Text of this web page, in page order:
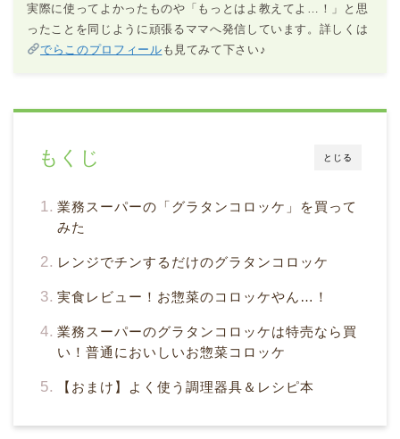
実際に使ってよかったものや「もっとはよ教えてよ…！」と思
ったことを同じように頑張るママへ発信しています。詳しくは
でらこのプロフィール も見てみて下さい♪
とじる
もくじ
業務スーパーの「グラタンコロッケ」を買って
みた
レンジでチンするだけのグラタンコロッケ
実食レビュー！お惣菜のコロッケやん…！
業務スーパーのグラタンコロッケは特売なら買
い！普通においしいお惣菜コロッケ
【おまけ】よく使う調理器具＆レシピ本